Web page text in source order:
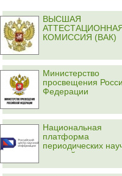
ВЫСШАЯ
КОМИССИЯ (ВАК)
Министерство
просвещения
Федерации
Национальная
платформа
периодических
изданий